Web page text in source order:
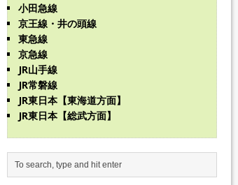
小田急線
京王線・井の頭線
東急線
京急線
JR山手線
JR常磐線
JR東日本【東海道方面】
JR東日本【総武方面】